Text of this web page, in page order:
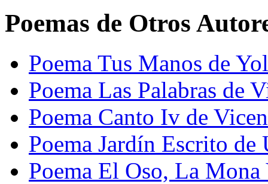
Poemas de Otros
Poema Tus Manos de
Poema Las Palabras de
Poema Canto Iv de
Poema Jardín Escrito
Poema El Oso, La